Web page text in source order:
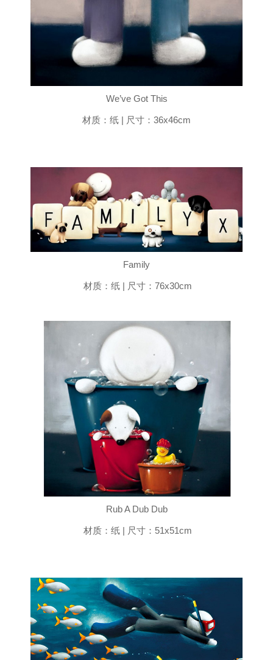
We’ve Got This
材质：纸 | 尺寸：36x46cm
Family
材质：纸 | 尺寸：76x30cm
Rub A Dub Dub
材质：纸 | 尺寸：51x51cm